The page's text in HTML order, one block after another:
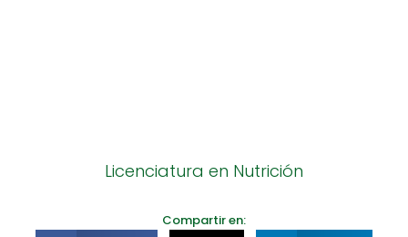
Licenciatura en Nutrición
Compartir en: